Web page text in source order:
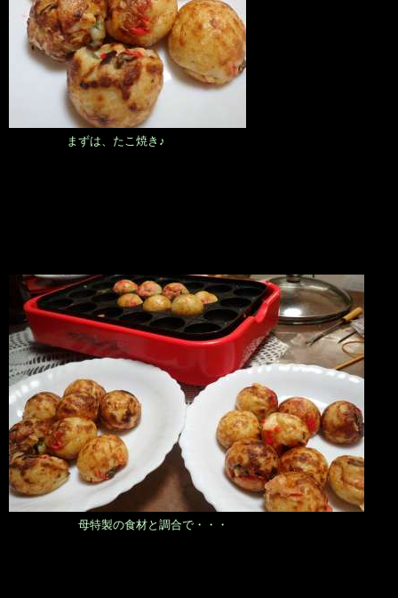
まずは、たこ焼き♪
母特製の食材と調合で・・・